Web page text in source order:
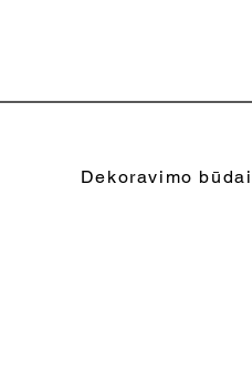
Dekoravimo būdai